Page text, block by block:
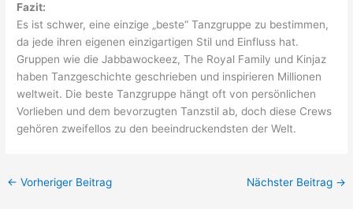
Fazit:
Es ist schwer, eine einzige „beste“ Tanzgruppe zu bestimmen,
da jede ihren eigenen einzigartigen Stil und Einfluss hat.
Gruppen wie die Jabbawockeez, The Royal Family und Kinjaz
haben Tanzgeschichte geschrieben und inspirieren Millionen
weltweit. Die beste Tanzgruppe hängt oft von persönlichen
Vorlieben und dem bevorzugten Tanzstil ab, doch diese Crews
gehören zweifellos zu den beeindruckendsten der Welt.
← Vorheriger Beitrag Nächster Beitrag →